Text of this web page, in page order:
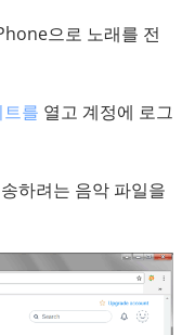
으로 노래를 전
를 열고 계정에 로그
하려는 음악 파일을